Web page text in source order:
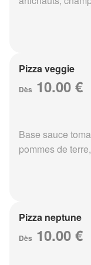
Pizza veggie
Dès 10.00 €
Base sauce
pommes de
Pizza neptune
Dès 10.00 €